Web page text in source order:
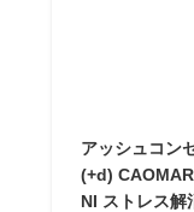
アッシュコン
(+d)
NI ストレス解